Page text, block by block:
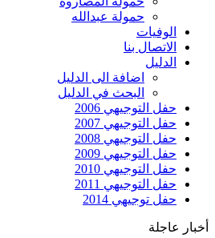
حمولة عبدالله
الوفيات
الاتصال بنا
الدليل
اضافة الى الدليل
البحث في الدليل
حفل التوجيهي 2006
حفل التوجيهي 2007
حفل التوجيهي 2008
حفل التوجيهي 2009
حفل التوجيهي 2010
حفل التوجيهي 2011
حفل توجيهي 2014
أخبار عاجلة